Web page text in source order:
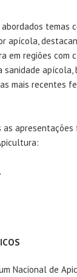
temas
apícola,
em regiões com
sanidade apícola,
mais recentes
as
Nacional de